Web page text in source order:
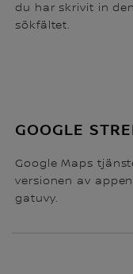
du har skrivit in
sökfältet.
GOOGLE
Google Maps
versionen av
gatuvy.